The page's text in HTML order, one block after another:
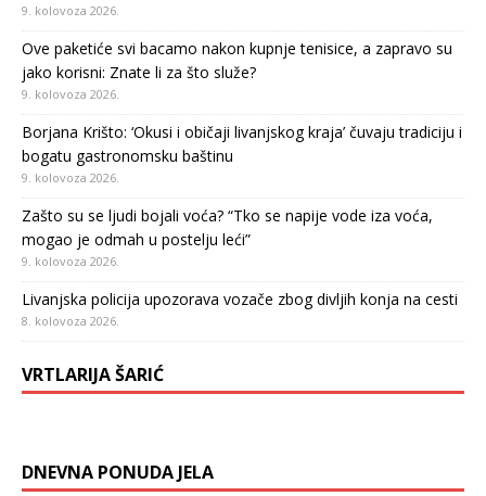
9. kolovoza 2026.
Ove paketiće svi bacamo nakon kupnje tenisice, a zapravo su
jako korisni: Znate li za što služe?
9. kolovoza 2026.
Borjana Krišto: ‘Okusi i običaji livanjskog kraja’ čuvaju tradiciju i
bogatu gastronomsku baštinu
9. kolovoza 2026.
Zašto su se ljudi bojali voća? “Tko se napije vode iza voća,
mogao je odmah u postelju leći”
9. kolovoza 2026.
Livanjska policija upozorava vozače zbog divljih konja na cesti
8. kolovoza 2026.
VRTLARIJA ŠARIĆ
DNEVNA PONUDA JELA